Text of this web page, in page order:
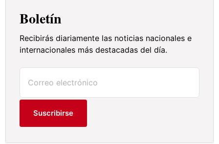
Boletín
Recibirás diariamente las noticias nacionales e
internacionales más destacadas del día.
Suscribirse